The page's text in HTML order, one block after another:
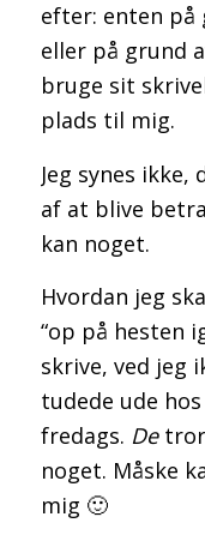
efter: enten på
eller på grund
bruge sit
plads til mig.
Jeg synes
af at blive
kan noget.
Hvordan jeg
“op på hesten
skrive, ved jeg
tudede ude
fredags. Detror
noget. Måske
mig 🙂